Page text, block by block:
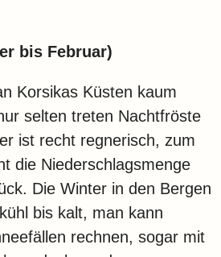
bis Februar)
Korsikas Küsten kaum
selten treten Nachtfröste
ist recht regnerisch, zum
die Niederschlagsmenge
Die Winter in den Bergen
bis kalt, man kann
rechnen, sogar mit